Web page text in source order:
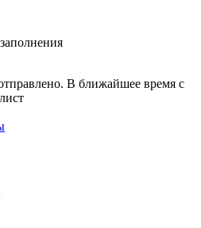
В ближайшее время с